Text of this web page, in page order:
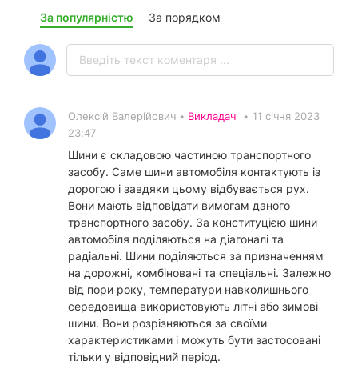
За популярністю За порядком
Олексій Валерійович • Викладач • 11 січня 2023
23:47
Шини є складовою частиною транспортного
засобу. Саме шини автомобіля контактують із
дорогою і завдяки цьому відбувається рух.
Вони мають відповідати вимогам даного
транспортного засобу. За конституцією шини
автомобіля поділяються на діагоналі та
радіальні. Шини поділяються за призначенням
на дорожні, комбіновані та спеціальні. Залежно
від пори року, температури навколишнього
середовища використовують літні або зимові
шини. Вони розрізняються за своїми
характеристиками і можуть бути застосовані
тільки у відповідний період.